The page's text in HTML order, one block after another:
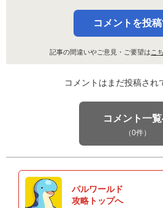
コメントを投
記事の間違いやご意見・ご要望は こ
コメントはまだ投稿され
コメント一
（0件）
パルワールド
攻略トップへ